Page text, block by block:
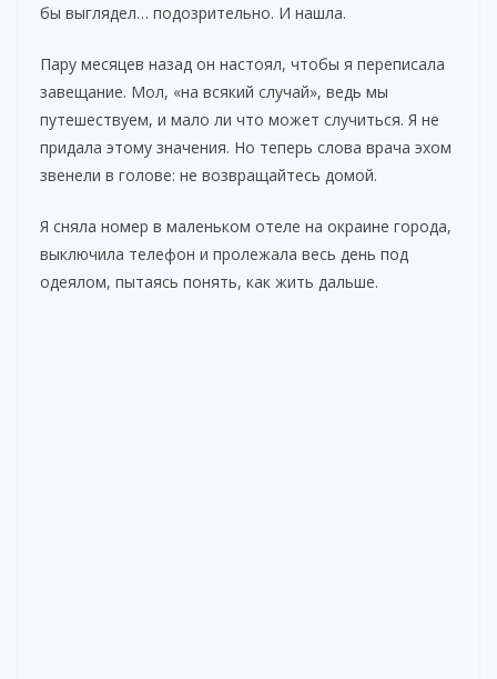
бы выглядел… подозрительно. И нашла.
Пару месяцев назад он настоял, чтобы я переписала
завещание. Мол, «на всякий случай», ведь мы
путешествуем, и мало ли что может случиться. Я не
придала этому значения. Но теперь слова врача эхом
звенели в голове: не возвращайтесь домой.
Я сняла номер в маленьком отеле на окраине города,
выключила телефон и пролежала весь день под
одеялом, пытаясь понять, как жить дальше.